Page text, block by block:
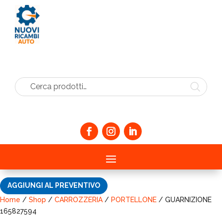
Cerca prodotti…
AGGIUNGI AL PREVENTIVO
Home / Shop / CARROZZERIA / PORTELLONE / GUARNIZIONE
165827594